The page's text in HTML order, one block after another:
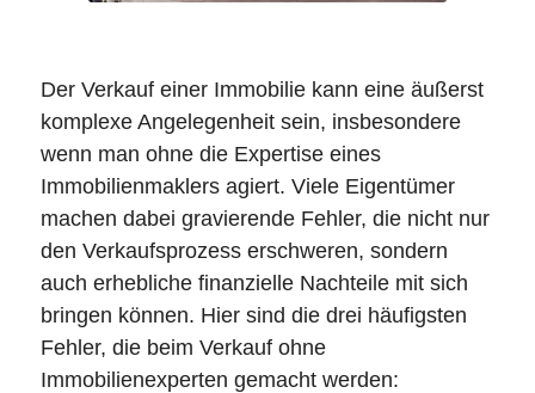
Der Verkauf einer Immobilie kann eine äußerst
komplexe Angelegenheit sein, insbesondere
wenn man ohne die Expertise eines
Immobilienmaklers agiert. Viele Eigentümer
machen dabei gravierende Fehler, die nicht nur
den Verkaufsprozess erschweren, sondern
auch erhebliche finanzielle Nachteile mit sich
bringen können. Hier sind die drei häufigsten
Fehler, die beim Verkauf ohne
Immobilienexperten gemacht werden: